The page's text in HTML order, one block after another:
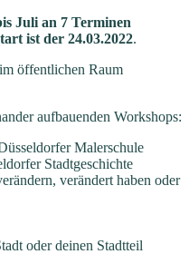
Juli an 7 Terminen
ist der 24.03.2022.
öffentlichen Raum
aufbauenden Workshops:
Malerschule
Stadtgeschichte
verändert haben oder
oder deinen Stadtteil